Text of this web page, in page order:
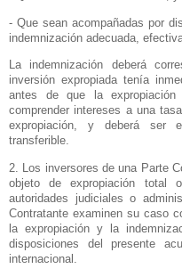
- Que sean acompañadas por
indemnización adecuada,
La indemnización deberá
inversión expropiada tenía
antes de que la expropiación
comprender intereses a una
expropiación, y deberá ser
transferible.
2. Los inversores de una Parte
objeto de expropiación total
autoridades judiciales o
Contratante examinen su caso
la expropiación y la
disposiciones del presente
internacional.